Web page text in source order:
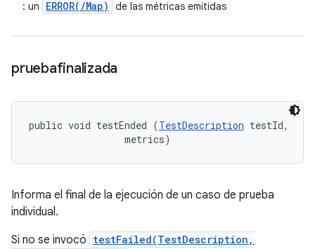
: un ERROR(/Map) de las métricas emitidas
pruebafinalizada
public void testEnded (TestDescription testId,
metrics)
Informa el final de la ejecución de un caso de prueba
individual.
Si no se invocó testFailed(TestDescription,